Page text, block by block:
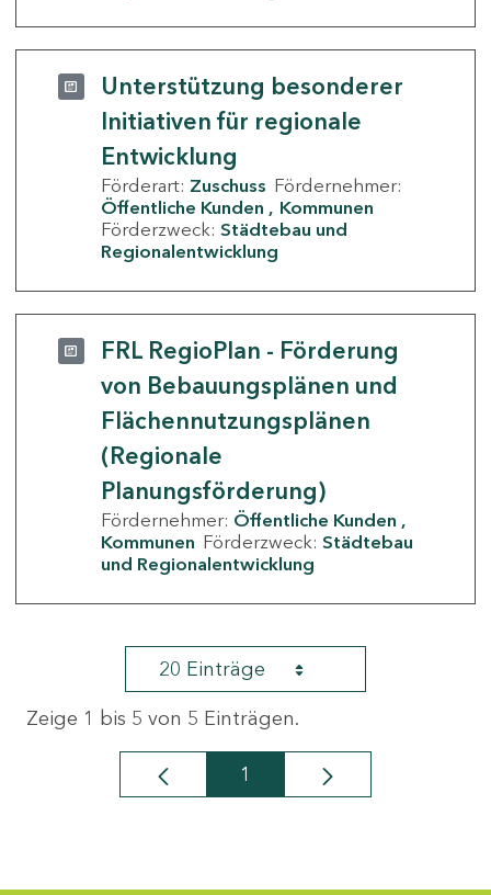
Unterstützung besonderer
Initiativen für regionale
Entwicklung
Förderart: Zuschuss Fördernehmer:
Öffentliche Kunden
Kommunen
Förderzweck: Städtebau und
Regionalentwicklung
FRL RegioPlan - Förderung
von Bebauungsplänen und
Flächennutzungsplänen
(Regionale
Planungsförderung)
Fördernehmer: Öffentliche Kunden
Kommunen Förderzweck: Städtebau
und Regionalentwicklung
20 Einträge
Zeige 1 bis 5 von 5 Einträgen.
Seite
1